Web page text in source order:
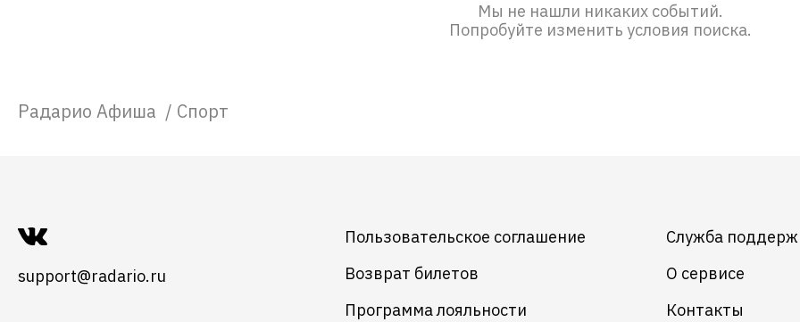
Мы не нашли никаких событий.
Попробуйте изменить условия поиска.
Радарио Афиша / Спорт
support@radario.ru
Пользовательское соглашение
Возврат билетов
Программа лояльности
Служба
О сервисе
Контакты